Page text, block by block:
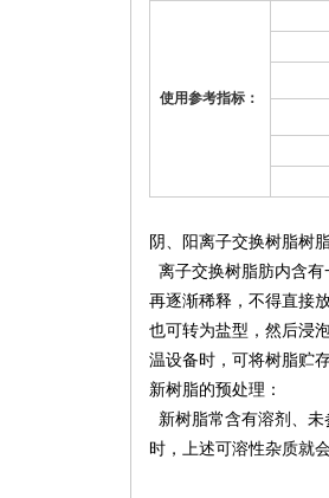
使用参考指标：
阴、阳离子交换树脂树
离子交换树脂肪内含
再逐渐稀释，不得直接
也可转为盐型，然后浸
温设备时，可将树脂贮
新树脂的预处理：
新树脂常含有溶剂、
时，上述可溶性杂质就